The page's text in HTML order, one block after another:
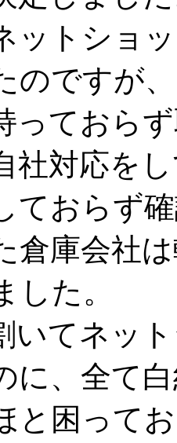
ットショ
のですが
っておら
社対応を
ておらず
倉庫会社
した。
いてネッ
に、全て
と困って